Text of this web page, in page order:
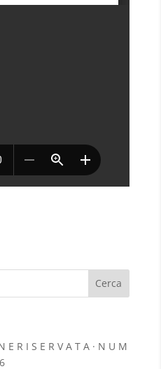
R I S E R V A T A · N U M